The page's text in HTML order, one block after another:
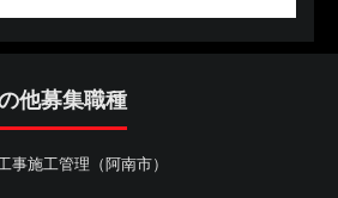
他募集職種
事施工管理（阿南市）